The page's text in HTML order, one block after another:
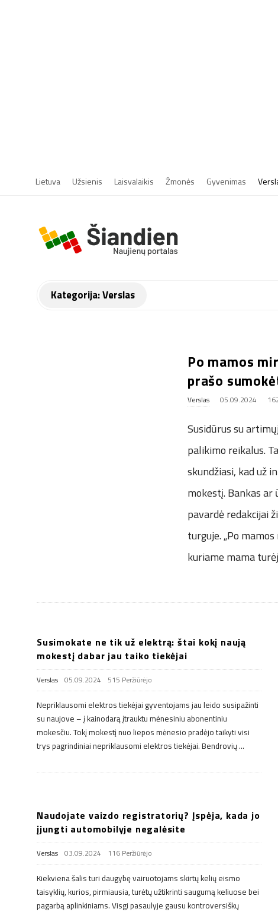
Lietuva Užsienis Laisvalaikis Žmonės Gyvenimas
r
k
Kategorija:Verslas
Po mamos
prašo
Verslas 05.09.2024
Susidūrus su
palikimo reikalus.
skundžiasi, kad už
mokestį. Bankas
pavardė redakcijai
turguje. „Po
kuriame mama
Susimokate ne tik už elektrą: štai kokį naują
mokestį dabar jau taiko tiekėjai
Verslas 05.09.2024 515 Peržiūrėjo
Nepriklausomi elektros tiekėjai gyventojams jau leido susipažinti
su naujove – į kainodarą įtrauktu mėnesiniu abonentiniu
mokesčiu. Tokį mokestį nuo liepos mėnesio pradėjo taikyti visi
trys pagrindiniai nepriklausomi elektros tiekėjai. Bendrovių…
Naudojate vaizdo registratorių? Įspėja, kada jo
įjungti automobilyje negalėsite
Verslas 03.09.2024 116 Peržiūrėjo
Kiekviena šalis turi daugybę vairuotojams skirtų kelių eismo
taisyklių, kurios, pirmiausia, turėtų užtikrinti saugumą keliuose bei
pagarbą aplinkiniams. Visgi pasaulyje gausu kontroversiškų